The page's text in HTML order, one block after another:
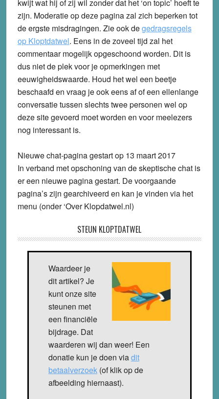
kwijt wat hij of zij wil zonder dat het ‘on topic’ hoeft te
zijn. Moderatie op deze pagina zal zich beperken tot
de ergste misdragingen. Zie ook degedragsregels
op Kloptdatwel. Eens in de zoveel tijd zal het
commentaar mogelijk opgeschoond worden. Dit is
dus niet de plek voor je opmerkingen met
eeuwigheidswaarde. Houd het wel een beetje
beschaafd en vraag je ook eens af of een ellenlange
conversatie tussen slechts twee personen wel op
deze site gevoerd moet worden en voor meelezers
nog interessant is.
Nieuwe chat-pagina gestart op 13 maart 2017
In verband met opschoning van de skeptische chat is
er een nieuwe pagina gestart. De voorgaande
pagina’s zijn gearchiveerd en kan je vinden via het
menu (onder ‘Over Klopdatwel.nl)
STEUN KLOPTDATWEL
Waardeer je
dit artikel? Je
kunt onze site
steunen met
een financiële
bijdrage. Dat
waarderen wij dan weer! Een
donatie kun je doen viadit
betaalverzoek(of klik op de
afbeelding hiernaast).